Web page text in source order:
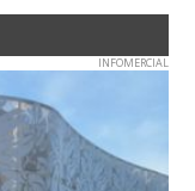
INFOMERCIAL